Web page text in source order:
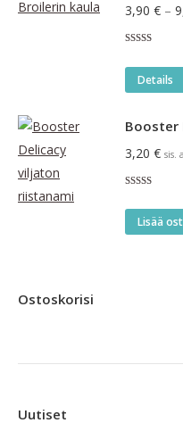
3,90 € –
4.67/ 5
Details
Booster
3,20 € sis.
tuotteesta:
4.00/ 5
Lisää
Ostoskorisi
Uutiset